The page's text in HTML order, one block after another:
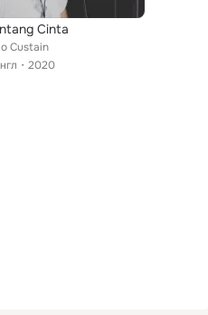
Cinta
Custain
2020